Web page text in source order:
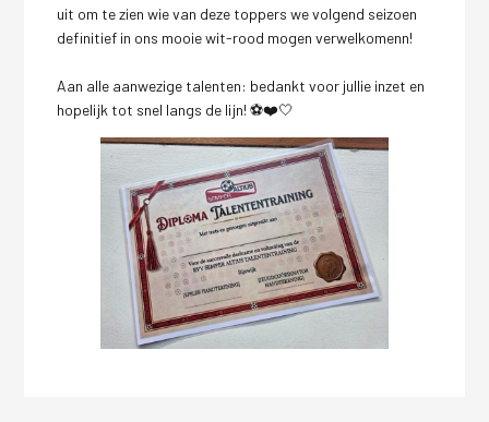
uit om te zien wie van deze toppers we volgend seizoen
definitief in ons mooie wit-rood mogen verwelkomenn!
Aan alle aanwezige talenten: bedankt voor jullie inzet en
hopelijk tot snel langs de lijn! ⚽️❤️🤍